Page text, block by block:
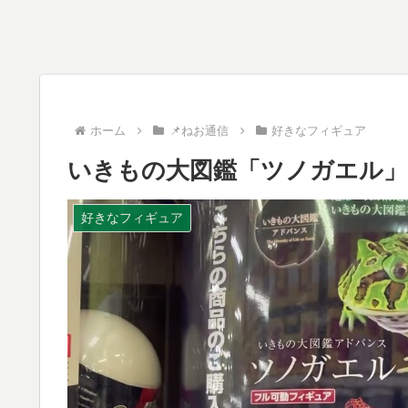
ホーム 📌ねお通信 好きなフィギュア
いきもの大図鑑「ツノガエル
好きなフィギュア